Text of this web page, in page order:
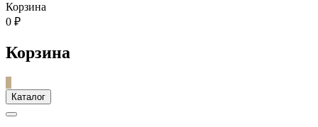
Корзина
0 ₽
Корзина
Каталог